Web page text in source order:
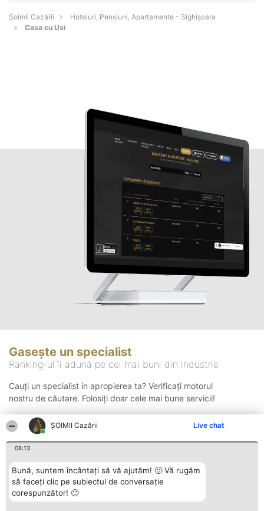
ȘOIMII Cazării Live chat
08:13
Bună, suntem încântați să vă ajutăm! 🙂 Vă rugăm
să faceți clic pe subiectul de conversație
corespunzător! 🙂
Șoimii Cazării
Hoteluri, Pensiuni, Apartamente - Sighişoara
Casa cu Usi
Gasește un specialist
Ranking-ul îi adună pe cei mai buni din industrie
Cauți un specialist in apropierea ta? Verificați motorul
nostru de căutare. Folosiți doar cele mai bune servicii!